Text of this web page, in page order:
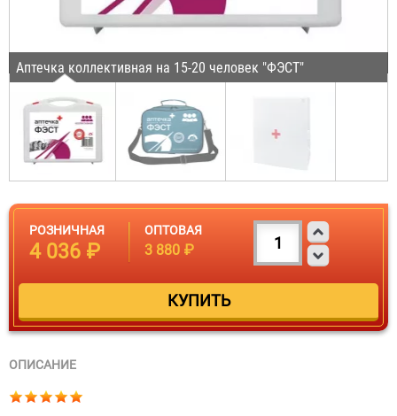
Аптечка коллективная на 15-20 человек "ФЭСТ"
РОЗНИЧНАЯ
4 036 ₽
ОПТОВАЯ
3 880 ₽
ОПИСАНИЕ